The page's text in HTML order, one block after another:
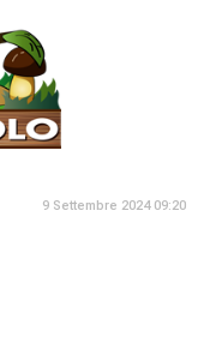
9 Settembre 2024 09:20